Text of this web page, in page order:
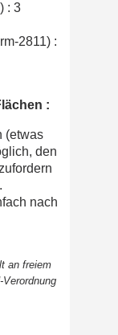
: 3
2811) :
:
(etwas
den
nach
an freiem